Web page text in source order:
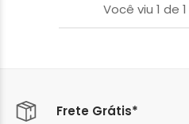
Você viu 1 de 1
Frete Grátis*